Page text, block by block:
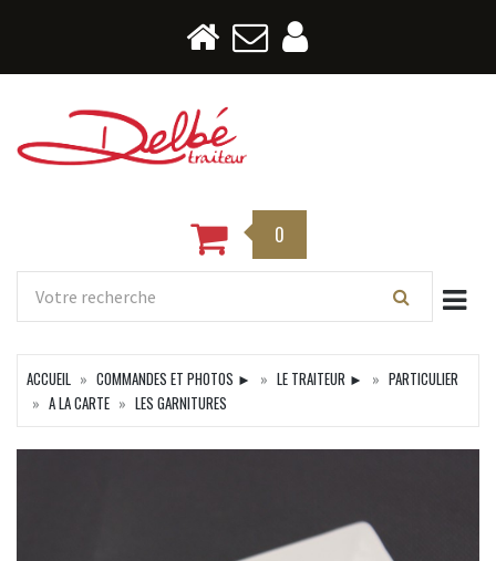
0
ACCUEIL COMMANDES ET PHOTOS ► LE TRAITEUR ►
PARTICULIER
A LA CARTE
LES GARNITURES